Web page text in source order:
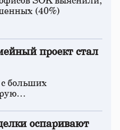
(40%)
проект стал
с больших
оспаривают